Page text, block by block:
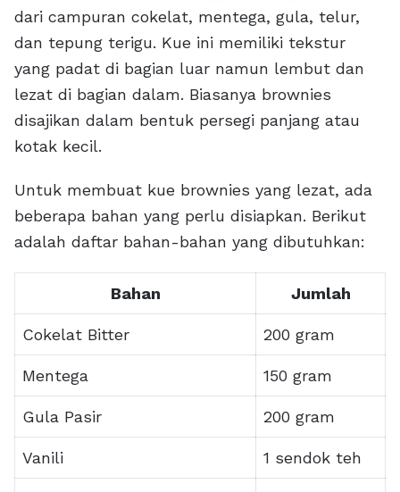
dari campuran cokelat, mentega, gula, telur,
dan tepung terigu. Kue ini memiliki tekstur
yang padat di bagian luar namun lembut dan
lezat di bagian dalam. Biasanya brownies
disajikan dalam bentuk persegi panjang atau
kotak kecil.
Untuk membuat kue brownies yang lezat, ada
beberapa bahan yang perlu disiapkan. Berikut
adalah daftar bahan-bahan yang dibutuhkan:
Bahan Jumlah
Cokelat Bitter 200 gram
Mentega 150 gram
Gula Pasir 200 gram
Vanili 1 sendok teh